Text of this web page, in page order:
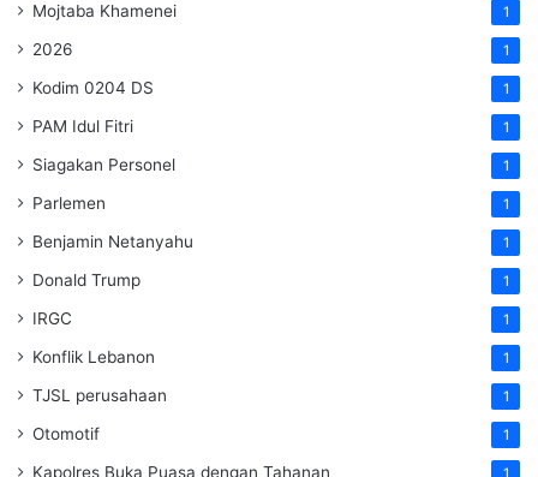
Mojtaba Khamenei 1
2026 1
Kodim 0204 DS 1
PAM Idul Fitri 1
Siagakan Personel 1
Parlemen 1
Benjamin Netanyahu 1
Donald Trump 1
IRGC 1
Konflik Lebanon 1
TJSL perusahaan 1
Otomotif 1
Kapolres Buka Puasa dengan Tahanan 1